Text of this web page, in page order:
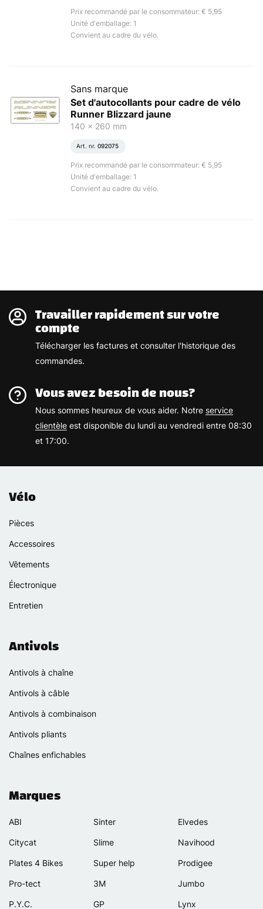
Prix recommandé par le consommateur: € 5,95
Unité d'emballage: 1
Convient au cadre du vélo.
Sans marque
Set d'autocollants pour cadre de vélo
Runner Blizzard jaune
140 x 260 mm
Art. nr. 092075
Prix recommandé par le consommateur: € 5,95
Unité d'emballage: 1
Convient au cadre du vélo.
Travailler rapidement sur votre
compte
Télécharger les factures et consulter l'historique des
commandes.
Vous avez besoin de nous?
Nous sommes heureux de vous aider. Notre service
clientèle est disponible du lundi au vendredi entre 08:30
et 17:00.
Vélo
Pièces
Accessoires
Vêtements
Électronique
Entretien
Antivols
Antivols à chaîne
Antivols à câble
Antivols à combinaison
Antivols pliants
Chaînes enfichables
Marques
ABI
Citycat
Plates 4 Bikes
Pro-tect
P.Y.C.
Sinter
Slime
Super help
3M
GP
Elvedes
Navihood
Prodigee
Jumbo
Lynx